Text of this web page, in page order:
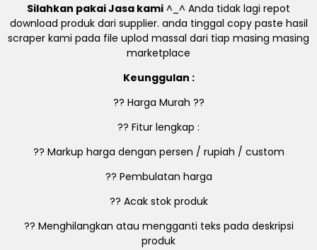
Silahkan pakai Jasa kami ^_^ Anda tidak lagi repot
download produk dari supplier. anda tinggal copy paste hasil
scraper kami pada file uplod massal dari tiap masing masing
marketplace
Keunggulan :
?? Harga Murah ??
?? Fitur lengkap :
?? Markup harga dengan persen / rupiah / custom
?? Pembulatan harga
?? Acak stok produk
?? Menghilangkan atau mengganti teks pada deskripsi
produk